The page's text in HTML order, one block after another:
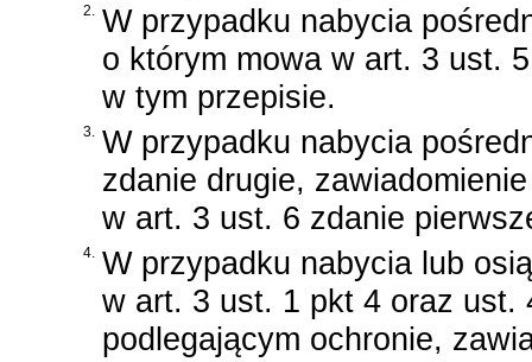
2.
W przypadku nabycia
o którym mowa w art. 3 ust.
w tym przepisie.
3.
W przypadku nabycia
zdanie drugie,
w art. 3 ust. 6 zdanie
4.
W przypadku nabycia lub
w art. 3 ust. 1 pkt 4 oraz ust.
podlegającym ochronie,